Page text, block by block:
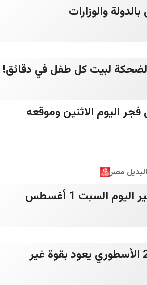
اليوم الاثنين وموقعه
البديل مصر
سعر الذهب العالمي يؤثر على عيار 21 في مصر بشكل كبير اليوم السبت 1 أغسطس
تحديث مفاجئ يهز الشاشات.. تردد قناة سبيستون 2026 الأسطوري يعود بقوة غير